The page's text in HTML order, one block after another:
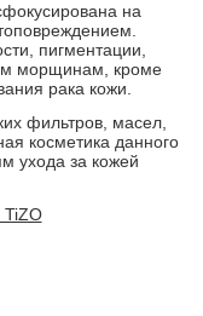
на
пигментации,
морщинам, кроме
рака кожи.
фильтров, масел,
косметика данного
ухода за кожей